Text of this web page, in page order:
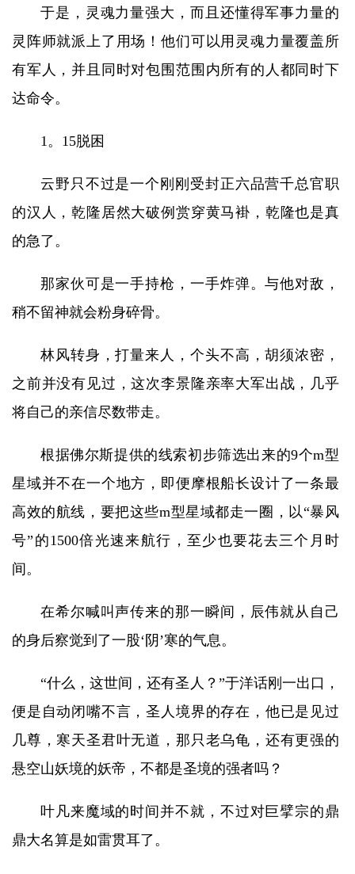
于是，灵魂力量强大，而且还懂得军事力量的
灵阵师就派上了用场！他们可以用灵魂力量覆盖所
有军人，并且同时对包围范围内所有的人都同时下
达命令。
1。15脱困
云野只不过是一个刚刚受封正六品营千总官职
的汉人，乾隆居然大破例赏穿黄马褂，乾隆也是真
的急了。
那家伙可是一手持枪，一手炸弹。与他对敌，
稍不留神就会粉身碎骨。
林风转身，打量来人，个头不高，胡须浓密，
之前并没有见过，这次李景隆亲率大军出战，几乎
将自己的亲信尽数带走。
根据佛尔斯提供的线索初步筛选出来的9个m型
星域并不在一个地方，即便摩根船长设计了一条最
高效的航线，要把这些m型星域都走一圈，以“暴风
号”的1500倍光速来航行，至少也要花去三个月时
间。
在希尔喊叫声传来的那一瞬间，辰伟就从自己
的身后察觉到了一股‘阴’寒的气息。
“什么，这世间，还有圣人？”于洋话刚一出口，
便是自动闭嘴不言，圣人境界的存在，他已是见过
几尊，寒天圣君叶无道，那只老乌龟，还有更强的
悬空山妖境的妖帝，不都是圣境的强者吗？
叶凡来魔域的时间并不就，不过对巨擘宗的鼎
鼎大名算是如雷贯耳了。